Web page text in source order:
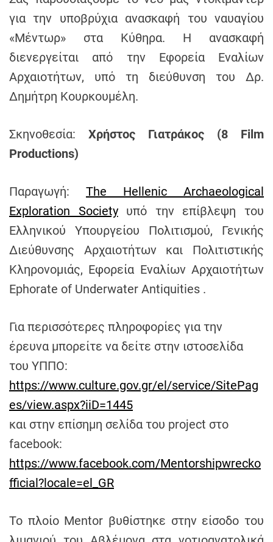
e
n
s
r
e
c
για την υποβρύχια ανασκαφή του ναυαγίου
«Μέντωρ» στα Κύθηρα. Η ανασκαφή
διενεργείται από την Εφορεία Εναλίων
Αρχαιοτήτων, υπό τη διεύθυνση του Δρ.
Δημήτρη Κουρκουμέλη.
Σκηνοθεσία: Χρήστος Γιατράκος (8 Film
Productions)
Παραγωγή: The Hellenic Archaeological
Exploration Societyυπό την επίβλεψη του
Ελληνικού Υπουργείου Πολιτισμού, Γενικής
Διεύθυνσης Αρχαιοτήτων και Πολιτιστικής
Κληρονομιάς, Εφορεία Εναλίων Αρχαιοτήτων
Ephorate of Underwater Antiquities .
Για περισσότερες πληροφορίες για την
έρευνα μπορείτε να δείτε στην ιστοσελίδα
του ΥΠΠΟ:
https://www.culture.gov.gr/el/service/SitePag
es/view.aspx?iiD=1445
και στην επίσημη σελίδα του project στο
facebook:
https://www.facebook.com/Mentorshipwrecko
fficial?locale=el_GR
Το πλοίο Mentor βυθίστηκε στην είσοδο του